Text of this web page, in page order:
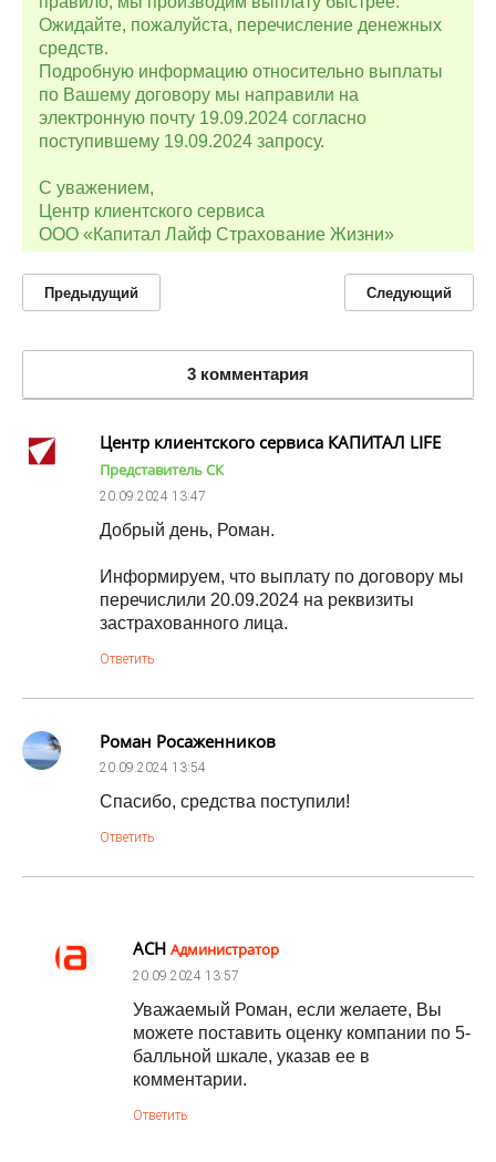
Ожидайте, пожалуйста, перечисление денежных
средств.
Подробную информацию относительно выплаты
по Вашему договору мы направили на
электронную почту 19.09.2024 согласно
поступившему 19.09.2024 запросу.
С уважением,
Центр клиентского сервиса
ООО «Капитал Лайф Страхование Жизни»
Предыдущий Следующий
3 комментария
Центр клиентского сервиса КАПИТАЛ LIFE
Представитель СК
20.09.2024 13:47
Добрый день, Роман.
Информируем, что выплату по договору мы
перечислили 20.09.2024 на реквизиты
застрахованного лица.
Ответить
Роман Росаженников
20.09.2024 13:54
Спасибо, средства поступили!
Ответить
АСН Администратор
20.09.2024 13:57
Уважаемый Роман, если желаете, Вы
можете поставить оценку компании по 5-
балльной шкале, указав ее в
комментарии.
Ответить